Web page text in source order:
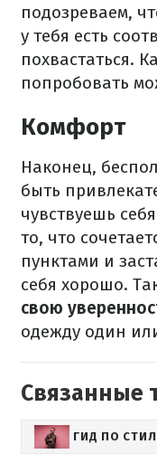
подозреваем,
у тебя есть
похвастаться.
попробовать
Комфорт
Наконец,
быть
чувствуешь
то, что
пунктами и
себя хорошо.
свою
одежду один
Связанные
ГИД ПО